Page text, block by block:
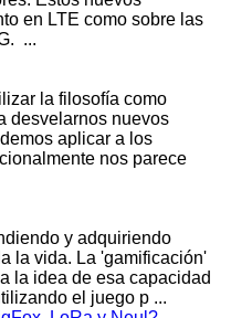
en LTE como sobre las
...
la filosofía como
desvelarnos nuevos
aplicar a los
nos parece
y adquiriendo
la vida. La 'gamificación'
la idea de esa capacidad
el juego p ...